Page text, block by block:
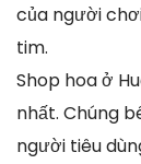
của người
tim.
Shop hoa ở
nhất. Chúng
người tiêu